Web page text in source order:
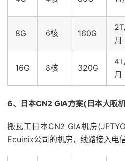
8G 6核 160G
月
16G 8核 320G
月
6、日本CN2 GIA方案(日本大阪
搬瓦工日本CN2 GIA机房
Equinix公司的机房，线路接入电